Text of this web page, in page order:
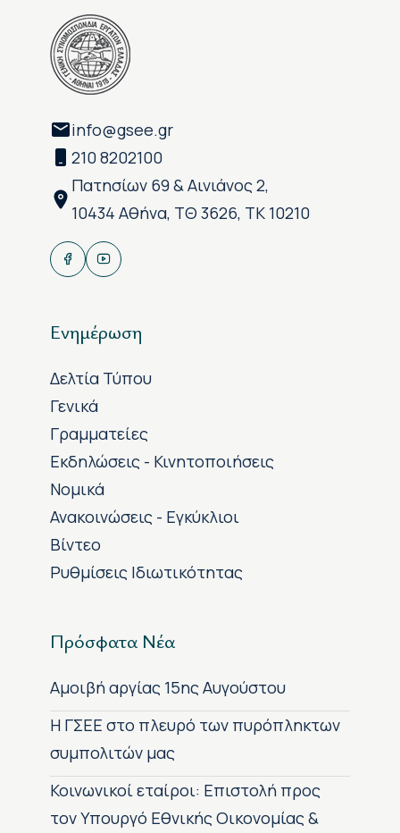
info@gsee.gr
210 8202100
Πατησίων 69 & Αινιάνος 2,
10434 Αθήνα, ΤΘ 3626, ΤΚ 10210
Ενημέρωση
Δελτία Τύπου
Γενικά
Γραμματείες
Εκδηλώσεις - Κινητοποιήσεις
Νομικά
Ανακοινώσεις - Εγκύκλιοι
Βίντεο
Ρυθμίσεις Ιδιωτικότητας
Πρόσφατα Νέα
Αμοιβή αργίας 15ης Αυγούστου
H ΓΣΕΕ στο πλευρό των πυρόπληκτων
συμπολιτών μας
Κοινωνικοί εταίροι: Επιστολή προς
τον Υπουργό Εθνικής Οικονομίας &